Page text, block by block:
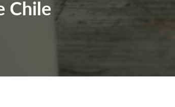
Chile